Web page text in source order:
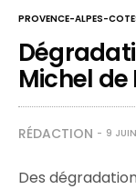
PROVENCE-ALPES-
Michel
RÉDACTION 9
Des